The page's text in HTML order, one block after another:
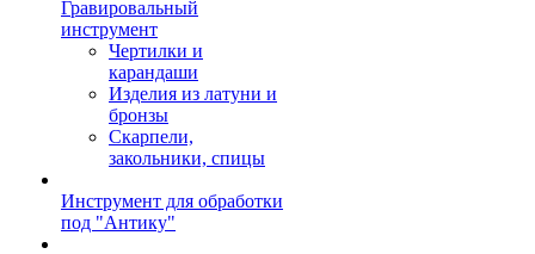
Гравировальный
инструмент
Чертилки и
карандаши
Изделия из латуни и
бронзы
Скарпели,
закольники, спицы
Инструмент для обработки
под "Антику"